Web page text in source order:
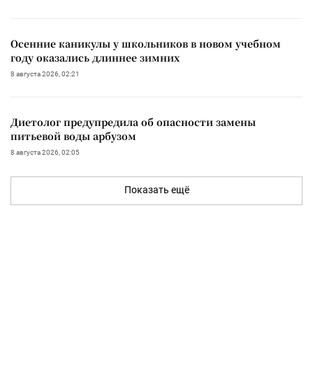
Осенние каникулы у школьников в новом учебном
году оказались длиннее зимних
8 августа 2026, 02:21
Диетолог предупредила об опасности замены
питьевой воды арбузом
8 августа 2026, 02:05
Показать ещё